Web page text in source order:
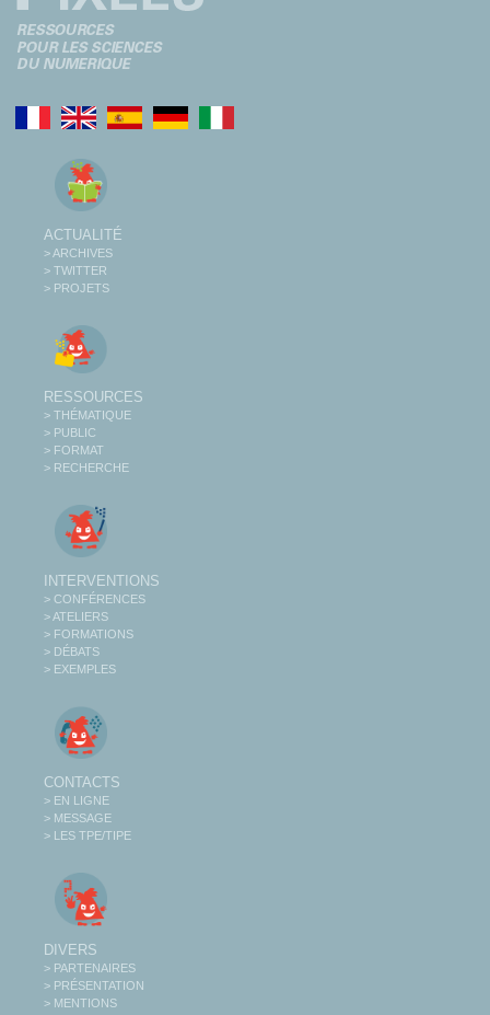
ACTUALITÉ
> ARCHIVES
> TWITTER
> PROJETS
RESSOURCES
> THÉMATIQUE
> PUBLIC
> FORMAT
> RECHERCHE
INTERVENTIONS
> CONFÉRENCES
> ATELIERS
> FORMATIONS
> DÉBATS
> EXEMPLES
CONTACTS
> EN LIGNE
> MESSAGE
> LES TPE/TIPE
DIVERS
> PARTENAIRES
> PRÉSENTATION
> MENTIONS